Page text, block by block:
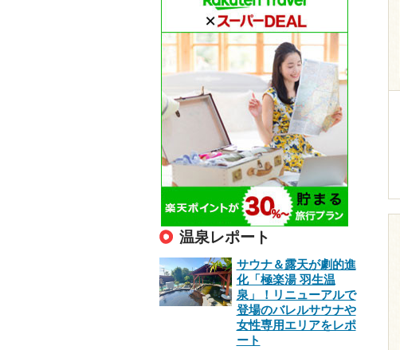
温泉レポート
サウナ＆露天が劇的進
化「極楽湯 羽生温
泉」！リニューアルで
登場のバレルサウナや
女性専用エリアをレポ
ート